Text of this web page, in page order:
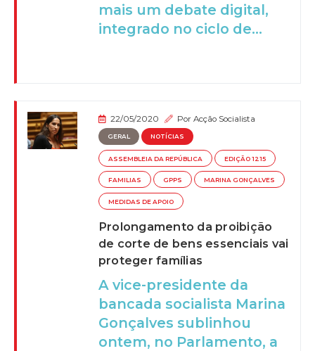
mais um debate digital,
integrado no ciclo de...
22/05/2020 PorAcção Socialista
GERAL NOTÍCIAS
ASSEMBLEIA DA REPÚBLICA EDIÇÃO 1215
FAMILIAS GPPS MARINA GONÇALVES
MEDIDAS DE APOIO
Prolongamento da proibição
de corte de bens essenciais vai
proteger famílias
A vice-presidente da
bancada socialista Marina
Gonçalves sublinhou
ontem, no Parlamento, a